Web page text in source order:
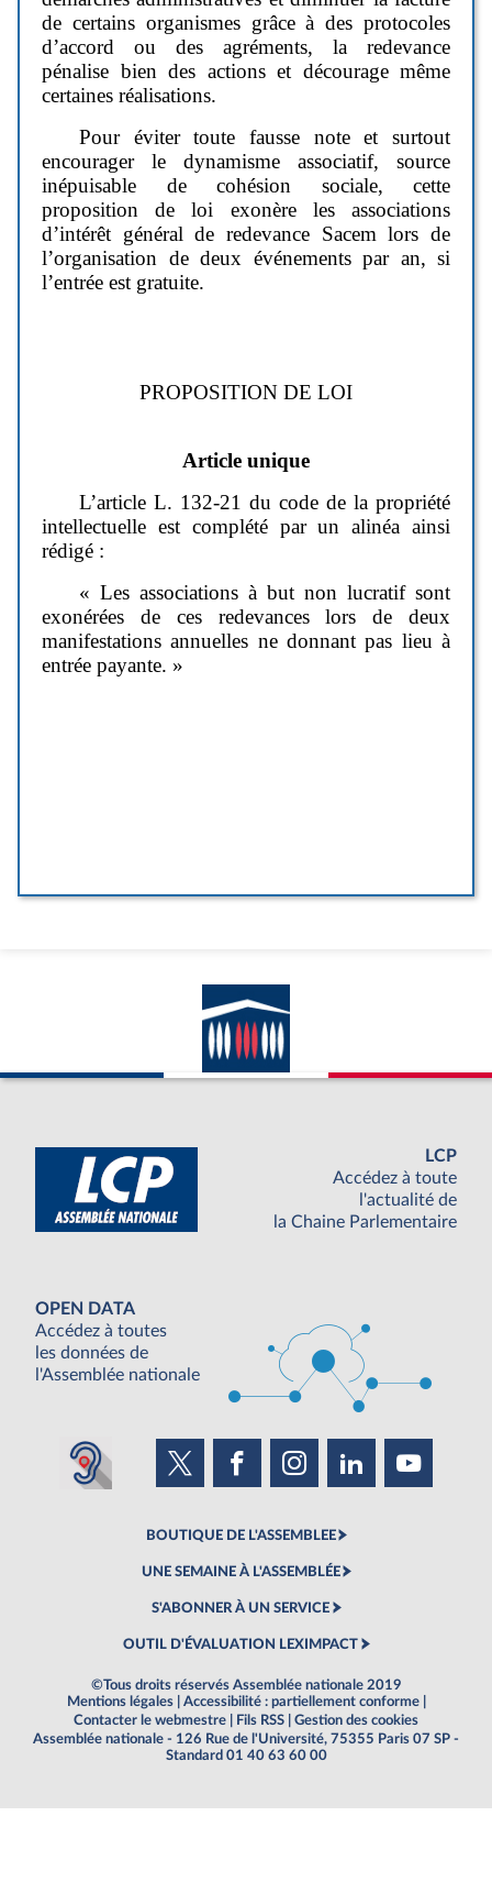
LCP
Accédez à toute
l'actualité de
la Chaine Parlementaire
OPEN DATA
Accédez à toutes
les données de
l'Assemblée nationale
BOUTIQUE DE L'ASSEMBLEE
UNE SEMAINE À L'ASSEMBLÉE
S'ABONNER À UN SERVICE
OUTIL D'ÉVALUATION LEXIMPACT
©Tous droits réservés Assemblée nationale 2019
Mentions légales
Accessibilité : partiellement conforme
Contacter le webmestre
Fils RSS
Gestion des cookies
Assemblée nationale - 126 Rue de l'Université, 75355 Paris 07 SP -
Standard 01 40 63 60 00